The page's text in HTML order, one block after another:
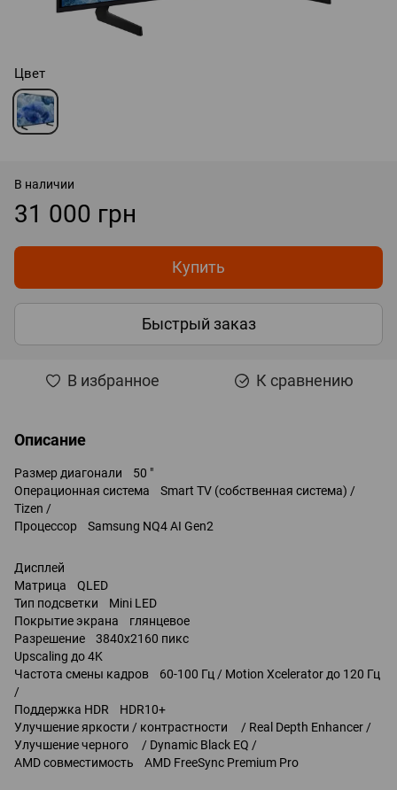
Цвет
В наличии
31 000 грн
Купить
Быстрый заказ
В избранное К сравнению
Описание
Размер диагонали 50 "
Операционная система Smart TV (собственная система) /
Tizen /
Процессор Samsung NQ4 AI Gen2
Дисплей
Матрица QLED
Тип подсветки Mini LED
Покрытие экрана глянцевое
Разрешение 3840x2160 пикс
Upscaling до 4K
Частота смены кадров 60-100 Гц / Motion Xcelerator до 120 Гц
/
Поддержка HDR HDR10+
Улучшение яркости / контрастности / Real Depth Enhancer /
Улучшение черного / Dynamic Black EQ /
AMD совместимость AMD FreeSync Premium Pro